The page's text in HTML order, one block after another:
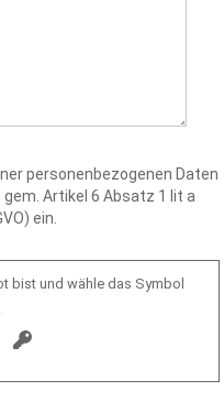
personenbezogenen Daten
Artikel 6 Absatz 1 lit a
ein.
bist und wähle das Symbol